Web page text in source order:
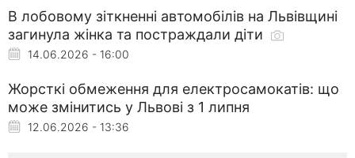
В лобовому зіткненні автомобілів на Львівщині
загинула жінка та постраждали діти
14.06.2026 - 16:00
Жорсткі обмеження для електросамокатів: що
може змінитись у Львові з 1 липня
12.06.2026 - 13:36